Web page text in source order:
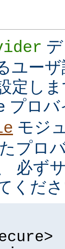
ユー
定し
プロ
モジ
プロ
必ず
くだ